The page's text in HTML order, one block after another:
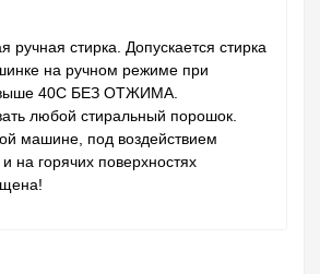
ручная стирка. Допускается стирка
на ручном режиме при
40C БЕЗ ОТЖИМА.
любой стиральный порошок.
машине, под воздействием
на горячих поверхностях